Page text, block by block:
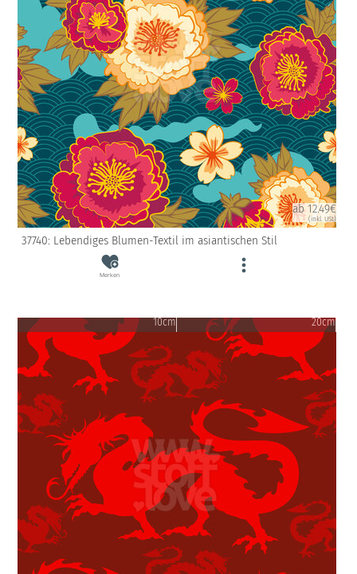
ab 12.49€
(inkl. USt)
37740: Lebendiges Blumen-Textil im asiantischen Stil
Merken
10cm 20cm